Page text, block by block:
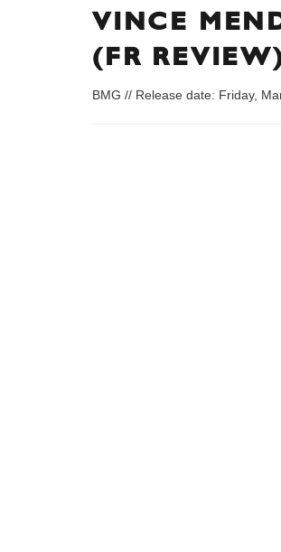
VINCE
(FR
BMG // Release date: Friday,